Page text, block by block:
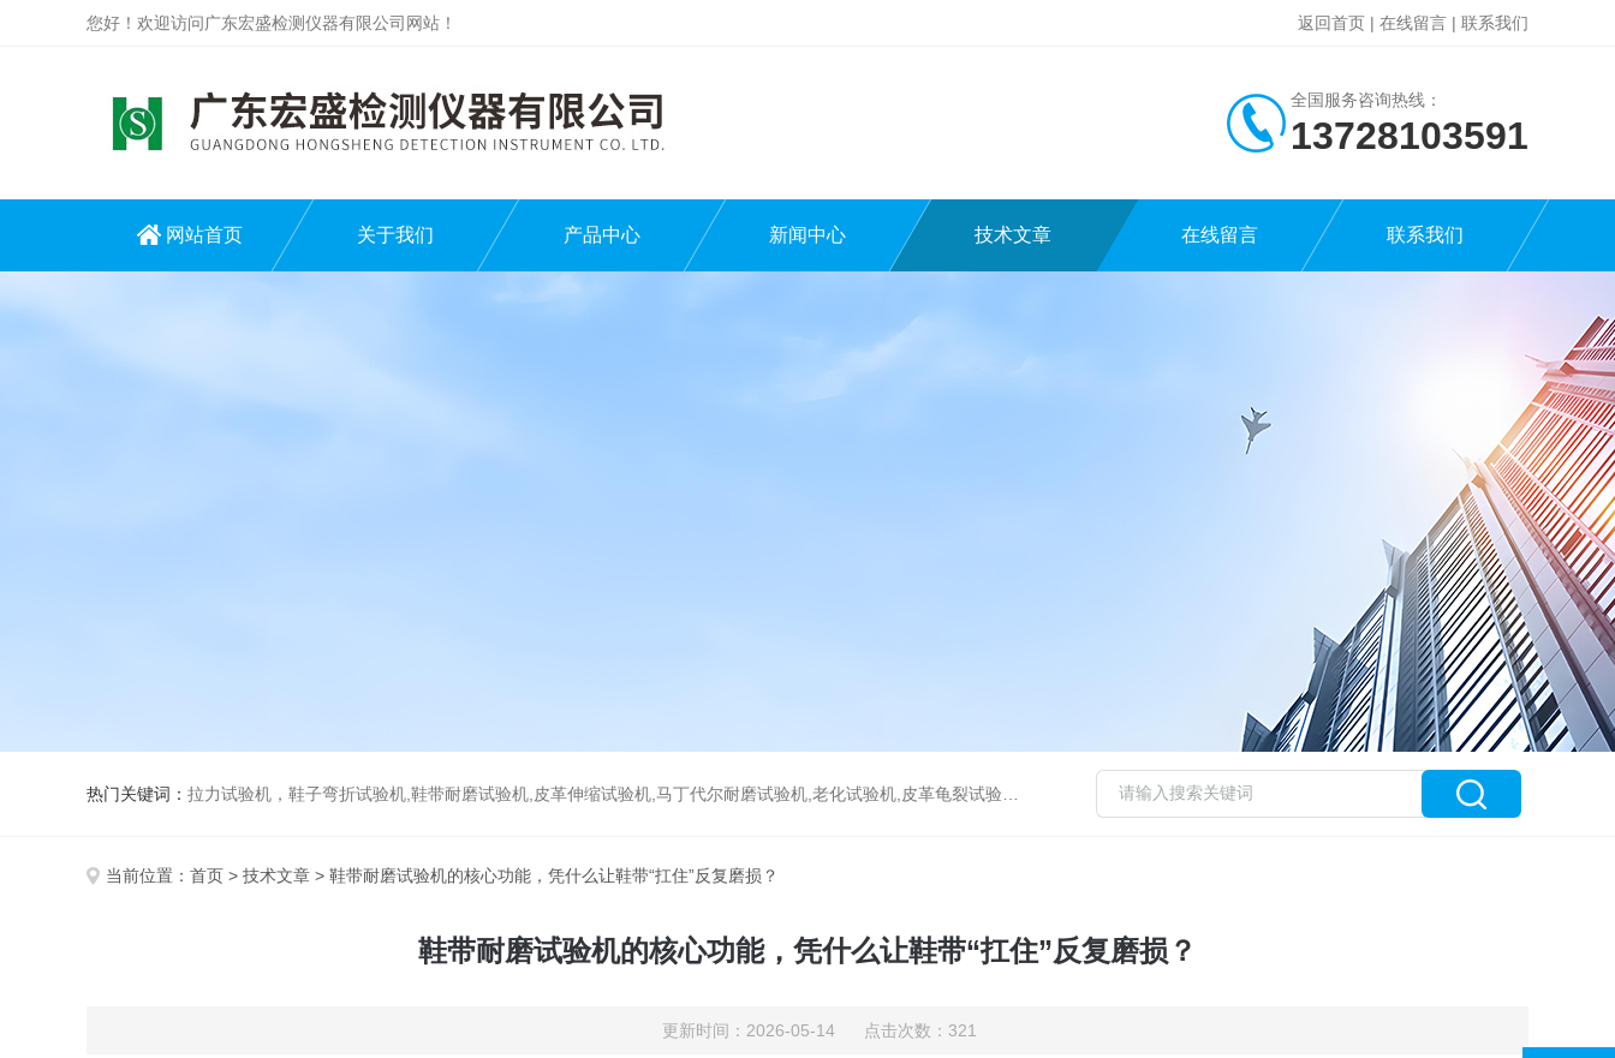
您好！欢迎访问广东宏盛检测仪器有限公司网站！ 返回首页 | 在线留言 | 联系我们
全国服务咨询热线：
13728103591
网站首页 关于我们 产品中心 新闻中心 技术文章 在线留言 联系我们
热门关键词： 拉力试验机，鞋子弯折试验机,鞋带耐磨试验机,皮革伸缩试验机,马丁代尔耐磨试验机,老化试验机,皮革龟裂试验机,拉链往复拉动试验机,万能磨耗试验机,DIN耐磨试验机
当前位置： 首页 > 技术文章 > 鞋带耐磨试验机的核心功能，凭什么让鞋带“扛住”反复磨损？
鞋带耐磨试验机的核心功能，凭什么让鞋带“扛住”反复磨损？
更新时间：2026-05-14 点击次数：321